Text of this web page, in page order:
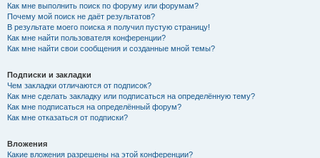
Как мне выполнить поиск по форуму или форумам?
Почему мой поиск не даёт результатов?
В результате моего поиска я получил пустую страницу!
Как мне найти пользователя конференции?
Как мне найти свои сообщения и созданные мной темы?
Подписки и закладки
Чем закладки отличаются от подписок?
Как мне сделать закладку или подписаться на определённую тему?
Как мне подписаться на определённый форум?
Как мне отказаться от подписки?
Вложения
Какие вложения разрешены на этой конференции?